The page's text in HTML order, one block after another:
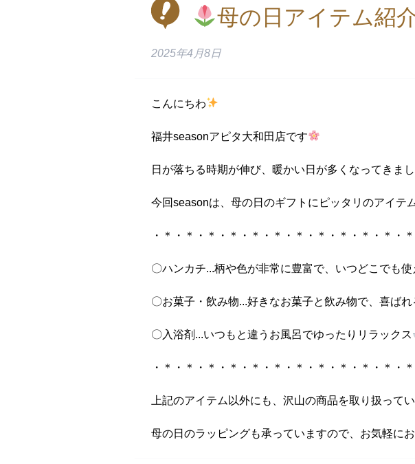
母の日アイテム紹
2025年4月8日
こんにちわ
福井seasonアピタ大和田店です
日が落ちる時期が伸び、暖かい日が多くなってきま
今回seasonは、母の日のギフトにピッタリのアイテ
・＊・＊・＊・＊・＊・＊・＊・＊・＊・＊・＊・
〇ハンカチ...柄や色が非常に豊富で、いつどこでも
〇お菓子・飲み物...好きなお菓子と飲み物で、喜ばれ
〇入浴剤...いつもと違うお風呂でゆったりリラックス
・＊・＊・＊・＊・＊・＊・＊・＊・＊・＊・＊・
上記のアイテム以外にも、沢山の商品を取り扱って
母の日のラッピングも承っていますので、お気軽に